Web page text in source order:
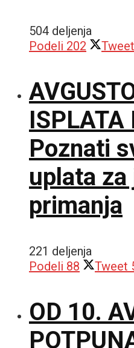
504 deljenja
Podeli 202 Tweet
ISPLATA
Poznati
uplata
primanja
221 deljenja
Podeli 88 Tweet
OD 10.